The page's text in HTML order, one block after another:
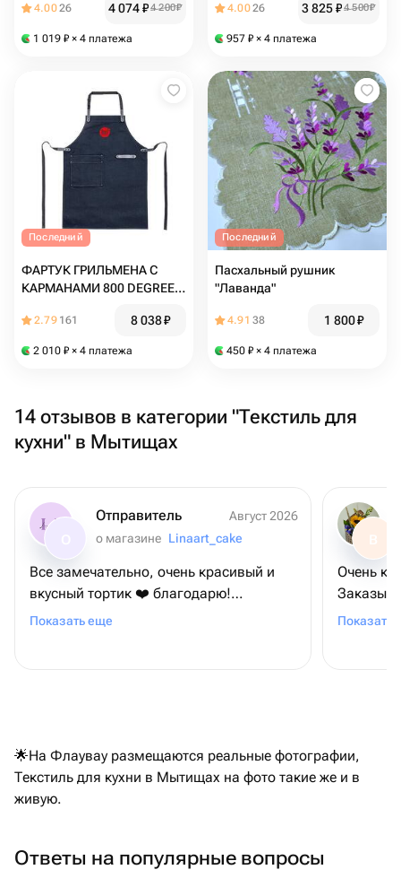
4.0026 4 074₽4 200₽
1 019 ₽ × 4 платежа
4.0026 3 825₽4 500₽
957 ₽ × 4 платежа
Последний
ФАРТУК ГРИЛЬМЕНА С
КАРМАНАМИ 800 DEGREES
2.79 161 8 038₽
2 010 ₽ × 4 платежа
Последний
Пасхальный рушник
"Лаванда"
4.91 38 1 800₽
450 ₽ × 4 платежа
14 отзывов в категории "Текстиль для
кухни" в Мытищах
Отправитель
Август 2026
о магазине Linaart_cake
Все замечательно, очень красивый и
вкусный тортик ❤️ благодарю!
Привезли вовремя🙌🏻
Показать еще
В
Очень
слегка
Показать
🌟На Флаувау размещаются реальные фотографии,
Текстиль для кухни в Мытищах на фото такие же и в
живую.
Ответы на популярные вопросы